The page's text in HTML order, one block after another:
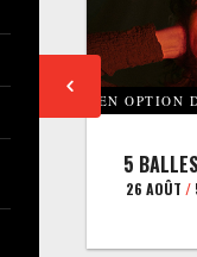
EN OPTION
5
26 AOÛT /